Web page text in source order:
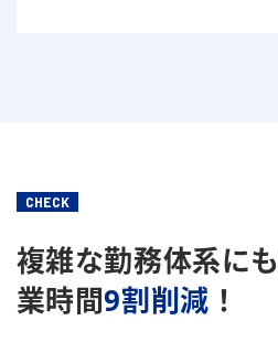
CHECK
複雑な勤務体系にも
業時間9割削減 ！